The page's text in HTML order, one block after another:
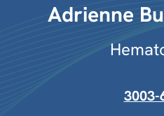
Adrienne
3003-